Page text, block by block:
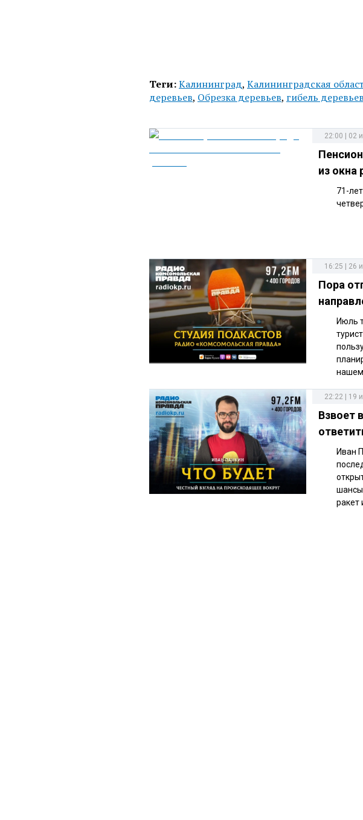
Теги:Калининград, Калининградская
деревьев, Обрезка деревьев, гибель деревьев
22:00 | 02
из окна
71-
16:25 | 26
Пора
Июль
нашем
22:22 | 19
Взвоет
Иван
шансы
ракет